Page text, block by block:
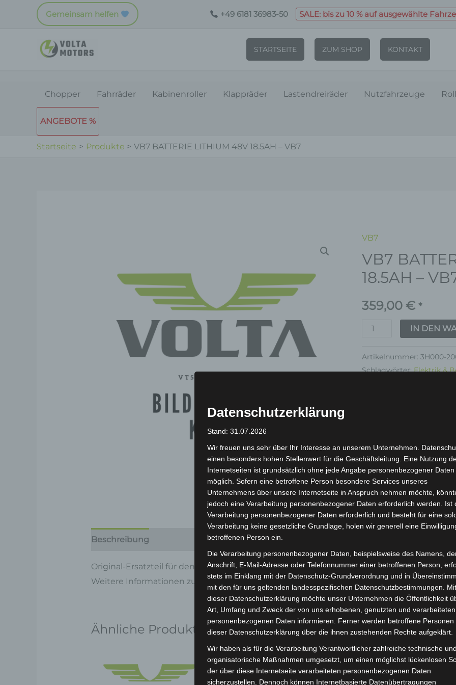
Gemeinsam helfen +49 6181 36983-50 SALE: bis zu 10 % auf ausgewählte
STARTSEITE ZUM SHOP KONTAKT
Chopper Fahrräder Kabinenroller Klappräder Lastendreiräder Nutzfahrzeuge
ANGEBOTE %
Startseite Produkte VB7 BATTERIE LITHIUM 48V 18.5AH – VB7
VB7
VB7
18.5AH –
359,00 € *
VB7
BATTERIE
LITHIUM
48V
18.5AH
VB7
IN DEN
Artikelnummer:3H000-
Schlagwörter:Elektrik &
inkl. 19 % MwSt.
Lieferzeit:Versandfertig
Beschreibung Produktsicherheit Rezensionen (0)
Original-Ersatzteil für den Pedelec VB7. Batterie lithium 48v 18.5ah – vb7 für optimale
Weitere Informationen zum Fahrzeug findest du hier:Volta Motor Pedelec VB7
Ähnliche Produkte
Datenschutzerklärung
Stand: 31.07.2026
Wir freuen uns sehr über Ihr Interesse an unserem Unternehmen.
einen besonders hohen Stellenwert für die Geschäftsleitung. Eine Nutzung
Internetseiten ist grundsätzlich ohne jede Angabe personenbezogener Daten
möglich. Sofern eine betroffene Person besondere Services unseres
Unternehmens über unsere Internetseite in Anspruch nehmen möchte,
jedoch eine Verarbeitung personenbezogener Daten erforderlich werden. Ist
Verarbeitung personenbezogener Daten erforderlich und besteht für eine
Verarbeitung keine gesetzliche Grundlage, holen wir generell eine
betroffenen Person ein.
Die Verarbeitung personenbezogener Daten, beispielsweise des Namens,
Anschrift, E-Mail-Adresse oder Telefonnummer einer betroffenen Person,
stets im Einklang mit der Datenschutz-Grundverordnung und in
mit den für uns geltenden landesspezifischen Datenschutzbestimmungen.
dieser Datenschutzerklärung möchte unser Unternehmen die Öffentlichkeit
Art, Umfang und Zweck der von uns erhobenen, genutzten und verarbeiteten
personenbezogenen Daten informieren. Ferner werden betroffene Personen
dieser Datenschutzerklärung über die ihnen zustehenden Rechte aufgeklärt.
Wir haben als für die Verarbeitung Verantwortlicher zahlreiche technische und
organisatorische Maßnahmen umgesetzt, um einen möglichst lückenlosen
der über diese Internetseite verarbeiteten personenbezogenen Daten
sicherzustellen. Dennoch können Internetbasierte Datenübertragungen